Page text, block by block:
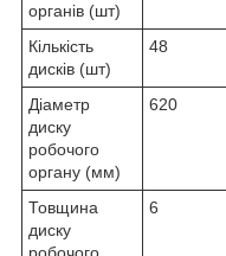
органів (шт)
Кількість
дисків (шт)
48
Діаметр
диску
робочого
органу (мм)
620
Товщина
диску
6